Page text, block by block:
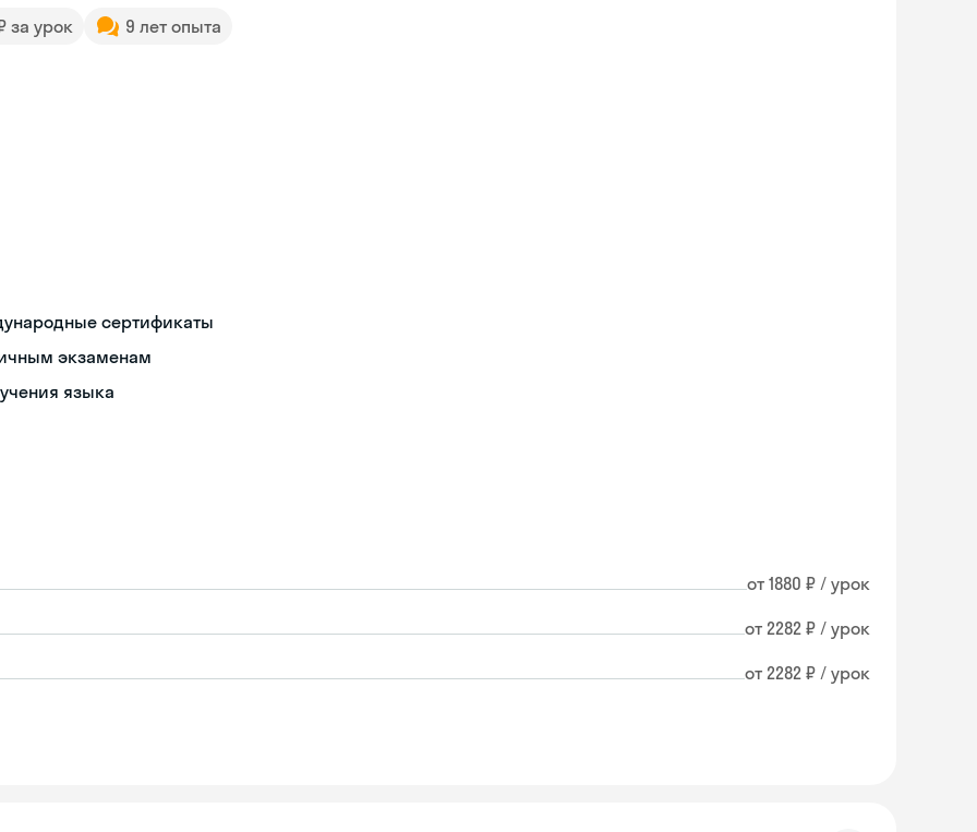
за урок 9 лет опыта
сертификаты
экзаменам
языка
от 1880 ₽ / урок
от 2282 ₽ / урок
от 2282 ₽ / урок